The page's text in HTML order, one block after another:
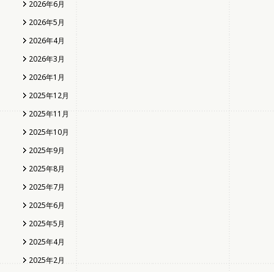
2026年6月
2026年5月
2026年4月
2026年3月
2026年1月
2025年12月
2025年11月
2025年10月
2025年9月
2025年8月
2025年7月
2025年6月
2025年5月
2025年4月
2025年2月